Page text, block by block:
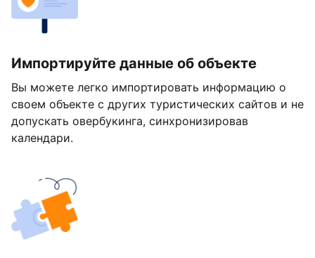
Импортируйте данные об объекте
Вы можете легко импортировать информацию о
своем объекте с других туристических сайтов и не
допускать овербукинга, синхронизировав
календари.